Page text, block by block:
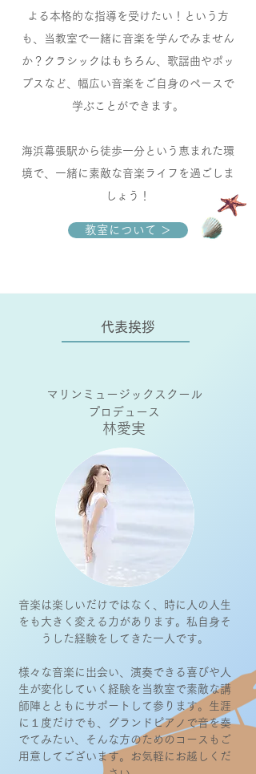
よる本格的な指導を受けたい！という方
も、当教室で一緒に音楽を学んでみません
か？クラシックはもちろん、歌謡曲やポッ
プスなど、幅広い音楽をご自身のペースで
学ぶことができます。
海浜幕張駅から徒歩一分という恵まれた環
境で、一緒に素敵な音楽ライフを過ごしま
しょう！
教室について ＞
​代表挨拶
音楽は楽しいだけではなく、時に人の人生
をも大きく変える力があります。私自身そ
うした経験をしてきた一人です。
様々な音楽に出会い、演奏できる喜びや人
生が変化していく経験を当教室で素敵な講
師陣とともにサポートして参ります。生涯
に１度だけでも、グランドピアノで音を奏
でてみたい、そんな方のためのコースもご
用意してございます。お気軽にお越しくだ
マリンミュージックスクール
プロデュース
林愛実